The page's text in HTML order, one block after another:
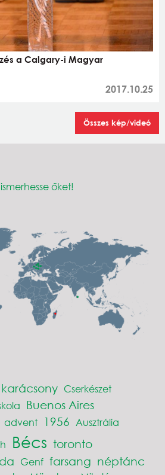
a Calgary-i Magyar
2017.10.25
Összes kép/videó
őket!
karácsony Cserkészet
Buenos Aires
advent 1956 Ausztrália
Bécs toronto
Genf farsang néptánc